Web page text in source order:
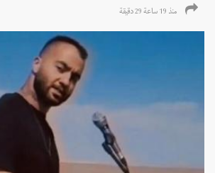
منذ 19 ساعة 29 دقیقة